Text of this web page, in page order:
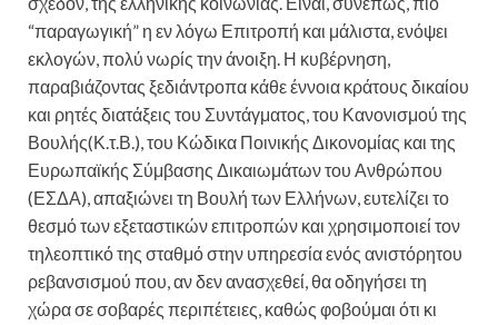
“παραγωγική” η εν λόγω Επιτροπή και μάλιστα, ενόψει
εκλογών, πολύ νωρίς την άνοιξη. Η κυβέρνηση,
παραβιάζοντας ξεδιάντροπα κάθε έννοια κράτους δικαίου
και ρητές διατάξεις του Συντάγματος, του Κανονισμού της
Βουλής(Κ.τ.Β.), του Κώδικα Ποινικής Δικονομίας και της
Ευρωπαϊκής Σύμβασης Δικαιωμάτων του Ανθρώπου
(ΕΣΔΑ), απαξιώνει τη Βουλή των Ελλήνων, ευτελίζει το
θεσμό των εξεταστικών επιτροπών και χρησιμοποιεί τον
τηλεοπτικό της σταθμό στην υπηρεσία ενός ανιστόρητου
ρεβανσισμού που, αν δεν ανασχεθεί, θα οδηγήσει τη
χώρα σε σοβαρές περιπέτειες, καθώς φοβούμαι ότι κι